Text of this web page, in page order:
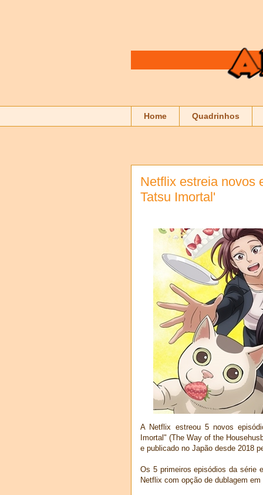
Home Quadrinhos
Netflix estreia novos
Tatsu Imortal'
A Netflix estreou 5 novos
Imortal" (The Way of the
e publicado no Japão desde 2018
Os 5 primeiros episódios da série
Netflix com opção de dublagem em